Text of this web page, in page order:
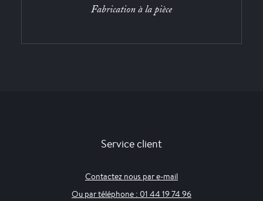
Fabrication à la pièce
Service client
Contactez nous par e-mail
Ou par téléphone : 01 44 19 74 96